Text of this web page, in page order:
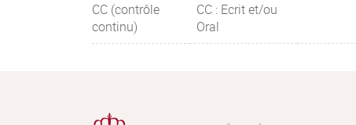
CC (contrôle
continu)
CC : Ecrit et/ou
Oral